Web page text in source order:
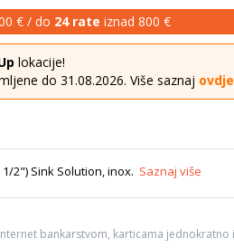
€ / do 24 rate iznad 800 €
lokacije!
do 31.08.2026. Više saznaj ovdje
2") Sink Solution, inox. Saznaj više
bankarstvom, karticama jednokratno